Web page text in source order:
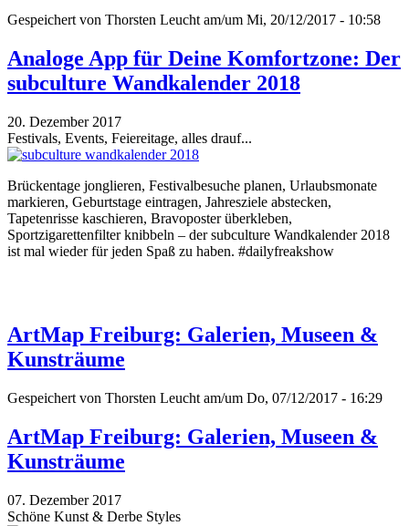
Gespeichert von Thorsten Leucht am/um Mi, 20/12/2017 - 10:58
Analoge App für Deine Komfortzone: Der
subculture Wandkalender 2018
20. Dezember 2017
Festivals, Events, Feiereitage, alles drauf...
Brückentage jonglieren, Festivalbesuche planen, Urlaubsmonate
markieren, Geburtstage eintragen, Jahresziele abstecken,
Tapetenrisse kaschieren, Bravoposter überkleben,
Sportzigarettenfilter knibbeln – der subculture Wandkalender 2018
ist mal wieder für jeden Spaß zu haben. #dailyfreakshow
ArtMap Freiburg: Galerien, Museen &
Kunsträume
Gespeichert von Thorsten Leucht am/um Do, 07/12/2017 - 16:29
ArtMap Freiburg: Galerien, Museen &
Kunsträume
07. Dezember 2017
Schöne Kunst & Derbe Styles